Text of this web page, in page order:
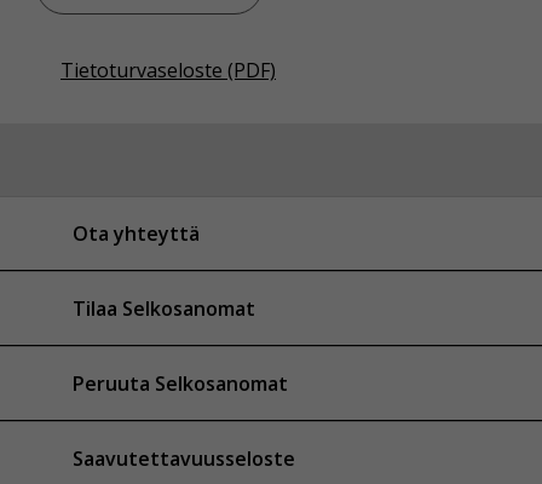
Tietoturvaseloste (PDF)
Ota yhteyttä
Tilaa Selkosanomat
Peruuta Selkosanomat
Saavutettavuusseloste